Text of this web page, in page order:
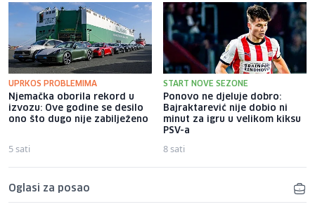
UPRKOS PROBLEMIMA
Njemačka oborila rekord u
izvozu: Ove godine se desilo
ono što dugo nije zabilježeno
5 sati
START NOVE SEZONE
Ponovo ne djeluje dobro:
Bajraktarević nije dobio ni
minut za igru u velikom kiksu
PSV-a
8 sati
Oglasi za posao